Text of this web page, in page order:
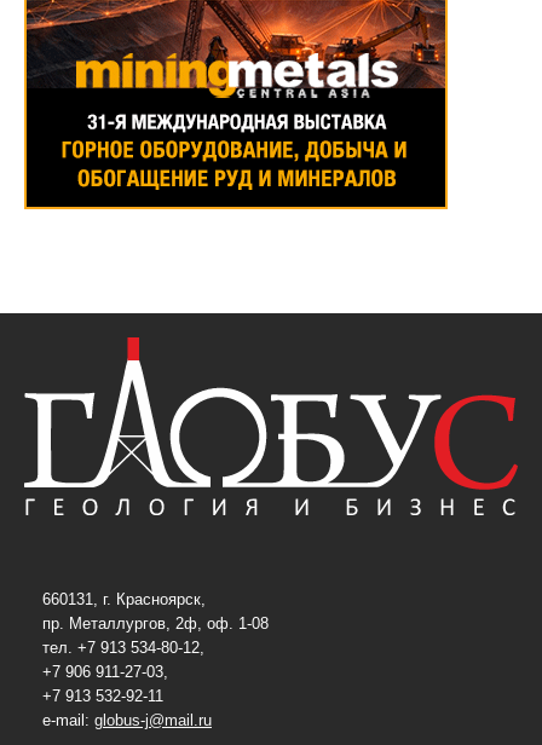
660131, г. Красноярск,
пр. Металлургов, 2ф, оф. 1-08
тел. +7 913 534-80-12,
+7 906 911-27-03,
+7 913 532-92-11
e-mail: globus-j@mail.ru